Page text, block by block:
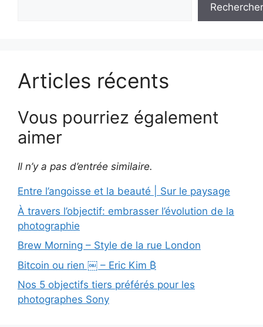
Rechercher
Articles récents
Vous pourriez également
aimer
Il n’y a pas d’entrée similaire.
Entre l’angoisse et la beauté | Sur le paysage
À travers l’objectif: embrasser l’évolution de la
photographie
Brew Morning – Style de la rue London
Bitcoin ou rien ￼ – Eric Kim ₿
Nos 5 objectifs tiers préférés pour les
photographes Sony